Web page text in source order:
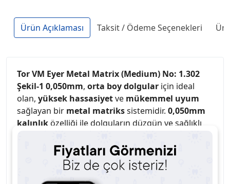
Ürün Açıklaması Taksit / Ödeme Seçenekleri
Tor VM Eyer Metal Matrix (Medium) No: 1.302
Şekil-1 0,050mm, orta boy dolgular için ideal
olan, yüksek hassasiyetve mükemmel uyum
sağlayan bir metal matrikssistemidir. 0,050mm
kalınlıközelliği ile dolguların düzgün ve sağlıklı
bir şekilde yerleştirilmesine yardımcı olur.
kaliteli metal malzemeile üretilmiş olup, uzun
süreli kullanım veyüksek dayanıklılık
matriks, diş hekimlerininorta boy diş dolguları